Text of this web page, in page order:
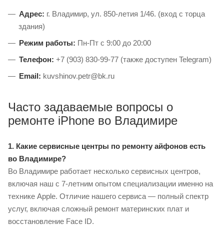
Адрес: г. Владимир, ул. 850-летия 1/46. (вход с торца
здания)
Режим работы: Пн-Пт с 9:00 до 20:00
Телефон: +7 (903) 830-99-77 (также доступен Telegram)
Email: kuvshinov.petr@bk.ru
Часто задаваемые вопросы о
ремонте iPhone во Владимире
1. Какие сервисные центры по ремонту айфонов есть
во Владимире?
Во Владимире работает несколько сервисных центров,
включая наш с 7-летним опытом специализации именно на
технике Apple. Отличие нашего сервиса — полный спектр
услуг, включая сложный ремонт материнских плат и
восстановление Face ID.